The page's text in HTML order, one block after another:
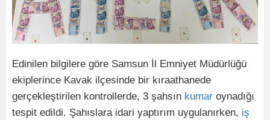
Edinilen bilgilere göre Samsun İl Emniyet Müdürlüğü
ekiplerince Kavak ilçesinde bir kıraathanede
gerçekleştirilen kontrollerde, 3 şahsın kumar oynadığı
tespit edildi. Şahıslara idari yaptırım uygulanırken, iş